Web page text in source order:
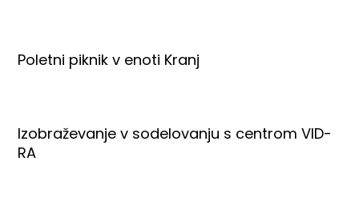
Poletni piknik v enoti Kranj
Izobraževanje v sodelovanju s centrom VID-
RA